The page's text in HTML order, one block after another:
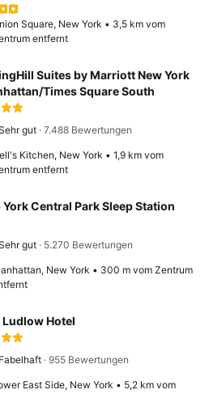
Square, New York • 3,5 km vom
entfernt
Suites by Marriott New York
Times Square South
mit 8,3
gut· 7.488 Bewertungen
Kitchen, New York • 1,9 km vom
entfernt
York Central Park Sleep Station
mit 8,0
gut· 5.270 Bewertungen
New York • 300 m vom Zentrum
Ludlow Hotel
mit 8,9
Fabelhaft· 955 Bewertungen
East Side, New York • 5,2 km vom